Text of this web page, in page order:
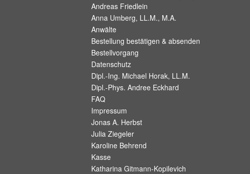
Andreas Friedlein
Anna Umberg, LL.M., M.A.
Anwälte
Bestellung bestätigen & absenden
Bestellvorgang
Datenschutz
Dipl.-Ing. Michael Horak, LL.M.
Dipl.-Phys. Andree Eckhard
FAQ
Impressum
Jonas A. Herbst
Julia Ziegeler
Karoline Behrend
Kasse
Katharina Gitmann-Kopilevich